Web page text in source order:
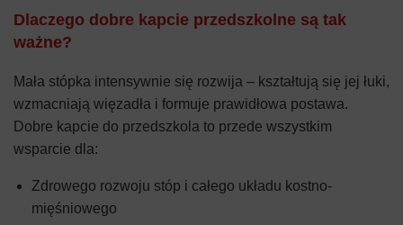
Dlaczego dobre kapcie przedszkolne są tak
ważne?
Mała stópka intensywnie się rozwija – kształtują się jej łuki,
wzmacniają więzadła i formuje prawidłowa postawa.
Dobre kapcie do przedszkola to przede wszystkim
wsparcie dla:
Zdrowego rozwoju stóp i całego układu kostno-
mięśniowego